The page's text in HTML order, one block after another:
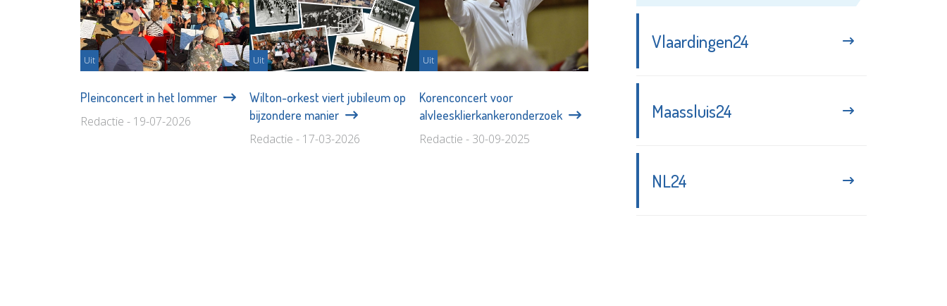
Uit
Pleinconcert in het lommer
Redactie - 19-07-2026
Uit
Wilton-orkest viert jubileum op
bijzondere manier
Redactie - 17-03-2026
Uit
Korenconcert voor
alvleesklierkankeronderzoek
Redactie - 30-09-2025
Vlaardingen24
Maassluis24
NL24